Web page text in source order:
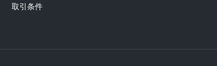
取引条件